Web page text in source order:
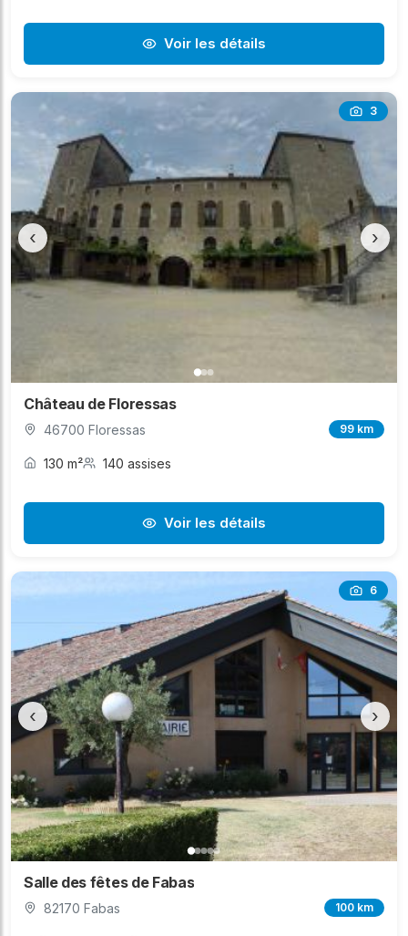
Voir les détails
3
‹ ›
Château de Floressas
46700 Floressas 99 km
130 m² 140 assises
Voir les détails
6
‹ ›
Salle des fêtes de Fabas
82170 Fabas 100 km